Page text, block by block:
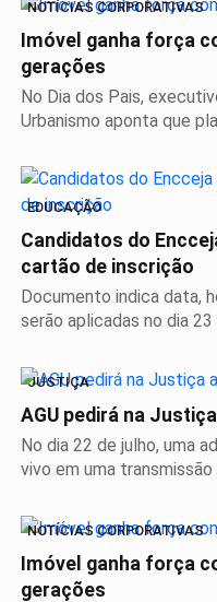
NOTÍCIAS CORPORATIVAS
Imóvel ganha força
gerações
No Dia dos Pais,
Urbanismo aponta que
EDUCAÇÃO
Candidatos do
cartão de inscrição
Documento indica data,
serão aplicadas no dia
JUSTIÇA
AGU pedirá na
No dia 22 de julho, uma
vivo em uma transmissão
NOTÍCIAS CORPORATIVAS
Imóvel ganha força
gerações